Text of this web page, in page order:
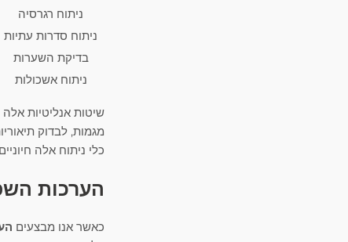
ניתוח רגרסיה
ניתוח סדרות עתיות
בדיקת השערות
ניתוח אשכולות
שיטות אנליטיות אלה
מגמות, לבדוק
כלי ניתוח אלה
הערכות
כאשר אנו מבצעים